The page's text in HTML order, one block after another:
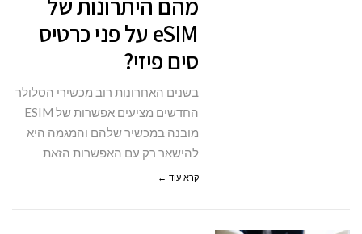
על
eSIM על פני כרטיס
סים פיזי?
בשנים האחרונות רוב מכשירי הסלולר
החדשים מציעים אפשרות של ESIM
מובנה במכשיר שלהם והמגמה היא
להישאר רק עם האפשרות הזאת
קרא עוד ←